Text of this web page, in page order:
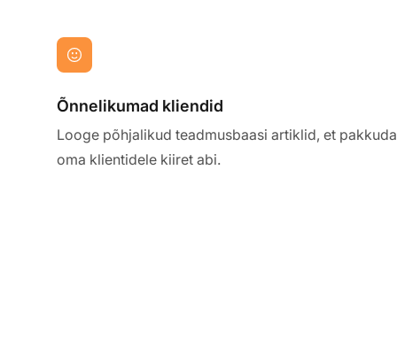
Õnnelikumad kliendid
Looge põhjalikud teadmusbaasi artiklid, et pakkuda
oma klientidele kiiret abi.